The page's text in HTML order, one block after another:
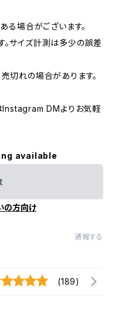
る場合がございます。
サイズ計測は多少の誤差
切れの場合があります。
Instagram DMよりお気軽
available
の方向け
通報する
(189)